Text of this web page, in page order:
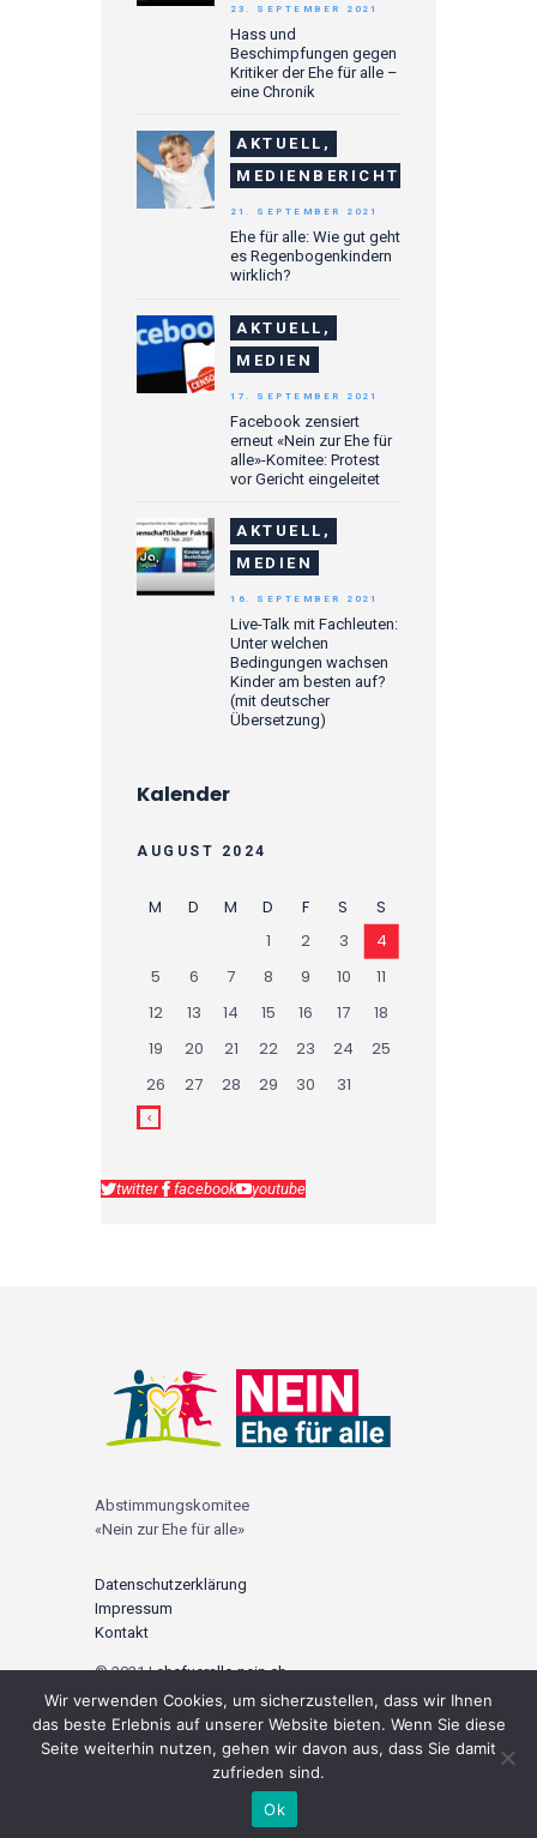
Hass und
Beschimpfungen gegen
Kritiker der Ehe für alle –
eine Chronik
23. SEPTEMBER 2021
AKTUELL,
MEDIENBERICHTE
Ehe für alle: Wie gut geht
es Regenbogenkindern
wirklich?
21. SEPTEMBER 2021
AKTUELL,
MEDIEN
Facebook zensiert
erneut «Nein zur Ehe für
alle»-Komitee: Protest
vor Gericht eingeleitet
17. SEPTEMBER 2021
AKTUELL,
MEDIEN
Live-Talk mit Fachleuten:
Unter welchen
Bedingungen wachsen
Kinder am besten auf?
(mit deutscher
Übersetzung)
16. SEPTEMBER 2021
Kalender
AUGUST 2024
M D M D F S
S
1
2 3
4
5
6 7 8 9 10
11
12
13 14 15 16 17
18
19
20 21 22 23 24
25
26
27 28 29 30 31
twitter facebook youtube
Abstimmungskomitee
«Nein zur Ehe für alle»
Datenschutzerklärung
Impressum
Kontakt
© 2021 |ehefueralle-nein.ch
Social Media
Wir verwenden Cookies, um sicherzustellen, dass wir Ihnen
das beste Erlebnis auf unserer Website bieten. Wenn Sie diese
Seite weiterhin nutzen, gehen wir davon aus, dass Sie damit
zufrieden sind.
Ok